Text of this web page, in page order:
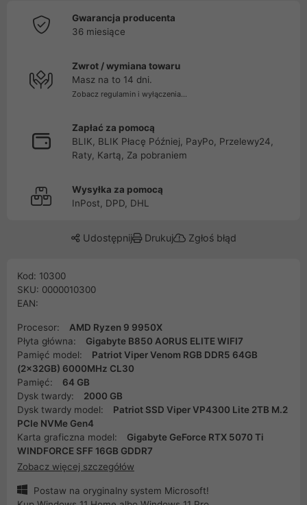
Gwarancja producenta
36 miesiące
Zwrot / wymiana towaru
Masz na to 14 dni.
Zobacz regulamin i wyłączenia...
Zapłać za pomocą
BLIK, BLIK Płacę Później, PayPo, Przelewy24,
Raty, Kartą, Za pobraniem
Wysyłka za pomocą
InPost, DPD, DHL
Udostępnij Drukuj Zgłoś błąd
Kod: 10300
SKU: 0000010300
EAN:
Procesor:
AMD Ryzen 9 9950X
Płyta główna:
Gigabyte B850 AORUS ELITE WIFI7
Pamięć model:
Patriot Viper Venom RGB DDR5 64GB
(2x32GB) 6000MHz CL30
Pamięć:
64 GB
Dysk twardy:
2000 GB
Dysk twardy model:
Patriot SSD Viper VP4300 Lite 2TB M.2
PCIe NVMe Gen4
Karta graficzna model:
Gigabyte GeForce RTX 5070 Ti
WINDFORCE SFF 16GB GDDR7
Zobacz więcej szczegółów
Postaw na oryginalny system Microsoft!